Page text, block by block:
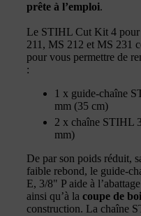
prête à l’emploi.
Le STIHL Cut Kit 4
211, MS 212 et MS 231
pour vous permettre de
:
1 x guide-chaîne
mm (35 cm)
2 x chaîne STIHL
mm)
De par son poids réduit,
faible rebond, le guide-
E, 3/8" P aide à
ainsi qu’à la coupe de
construction. La chaîne